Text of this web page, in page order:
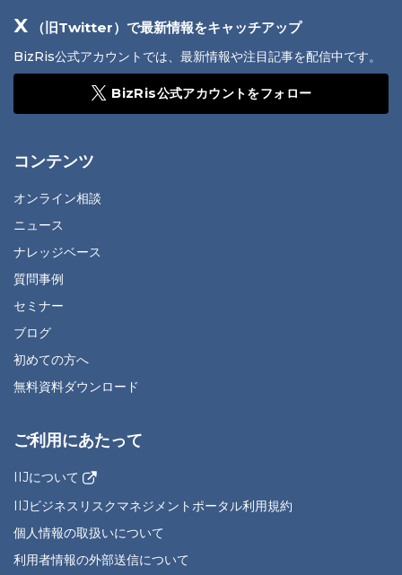
X （旧Twitter）で最新情報をキャッチアップ
BizRis公式アカウントでは、最新情報や注目記事を配信中です。
BizRis公式アカウントをフォロー
コンテンツ
オンライン相談
ニュース
ナレッジベース
質問事例
セミナー
ブログ
初めての方へ
無料資料ダウンロード
ご利用にあたって
IIJについて
IIJビジネスリスクマネジメントポータル利用規約
個人情報の取扱いについて
利用者情報の外部送信について